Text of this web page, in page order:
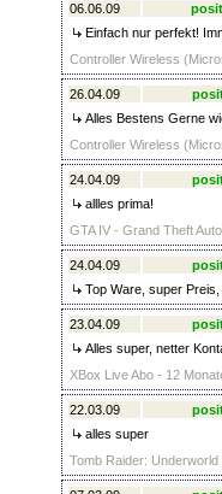
06.06.09
Einfach nur perfekt!
Controller Wireless
26.04.09
Alles Bestens Gerne
Controller Wireless
24.04.09
allles prima!
GTA IV - Grand Theft
24.04.09
Top Ware, super
23.04.09
Alles super, netter
XBox Live Abo - 12
22.03.09
alles super
Tomb Raider: